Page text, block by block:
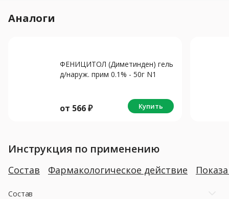
Аналоги
ФЕНИЦИТОЛ (Диметинден) гель
д/наруж. прим 0.1% - 50г N1
от 566₽ Купить
Инструкция по применению
Состав Фармакологическое действие
Состав